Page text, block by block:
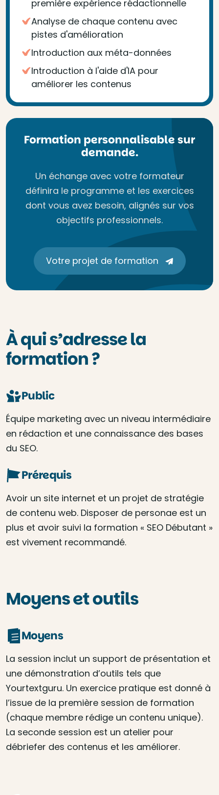
première expérience rédactionnelle
Analyse de chaque contenu avec
pistes d'amélioration
Introduction aux méta-données
Introduction à l'aide d'IA pour
améliorer les contenus
Formation personnalisable sur
demande.
Un échange avec votre formateur
définira le programme et les exercices
dont vous avez besoin, alignés sur vos
objectifs professionnels.
Votre projet de formation
À qui s’adresse la
formation ?
Public
Équipe marketing avec un niveau intermédiaire
en rédaction et une connaissance des bases
du SEO.
Prérequis
Avoir un site internet et un projet de stratégie
de contenu web. Disposer de personae est un
plus et avoir suivi la formation « SEO Débutant »
est vivement recommandé.
Moyens et outils
Moyens
La session inclut un support de présentation et
une démonstration d’outils tels que
Yourtextguru. Un exercice pratique est donné à
l’issue de la première session de formation
(chaque membre rédige un contenu unique).
La seconde session est un atelier pour
débriefer des contenus et les améliorer.